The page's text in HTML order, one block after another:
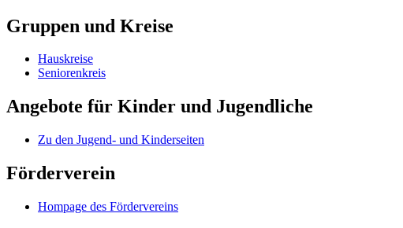
Gruppen und Kreise
Hauskreise
Seniorenkreis
Angebote für Kinder und Jugendliche
Zu den Jugend- und Kinderseiten
Förderverein
Hompage des Fördervereins